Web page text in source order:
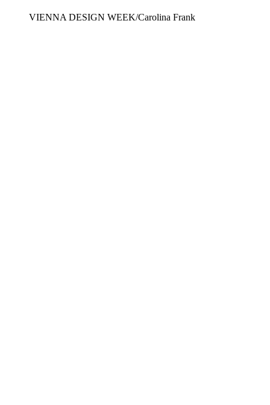
VIENNA DESIGN WEEK/Carolina Frank